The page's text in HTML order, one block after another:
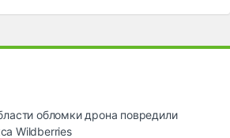
обломки дрона повредили
Wildberries